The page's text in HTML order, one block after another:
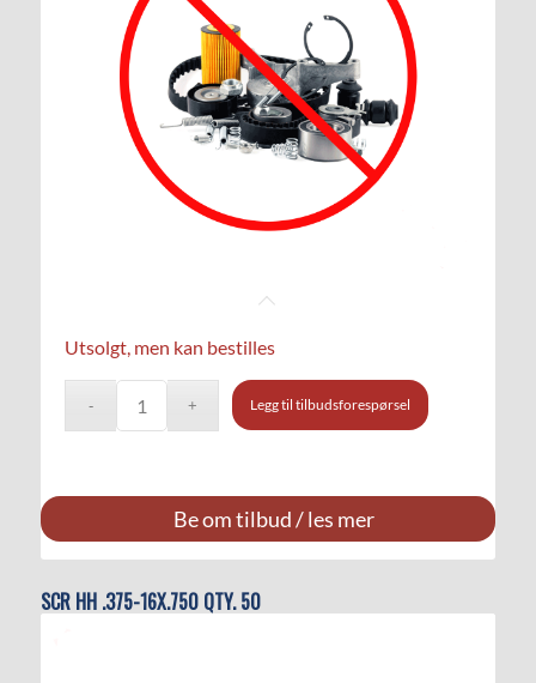
Utsolgt, men kan bestilles
Legg til tilbudsforespørsel
Be om tilbud / les mer
SCR HH .375-16X.750 QTY. 50